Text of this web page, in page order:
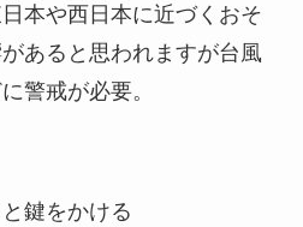
本や西日本に近づくおそ
あると思われますが台風
警戒が必要。
鍵をかける